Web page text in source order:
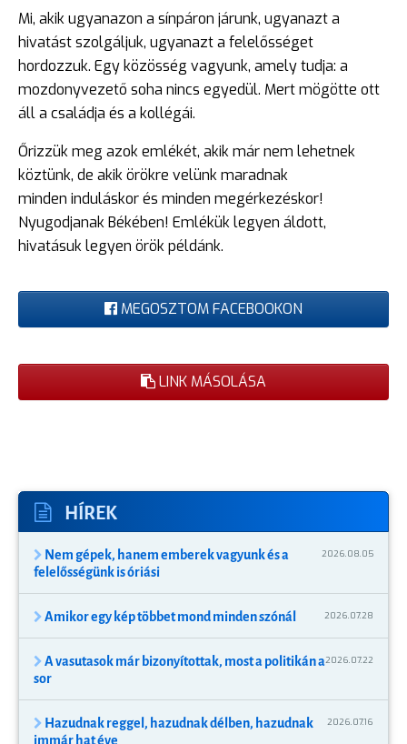
Mi, akik ugyanazon a sínpáron járunk, ugyanazt a
hivatást szolgáljuk, ugyanazt a felelősséget
hordozzuk. Egy közösség vagyunk, amely tudja: a
mozdonyvezető soha nincs egyedül. Mert mögötte ott
áll a családja és a kollégái.
Őrizzük meg azok emlékét, akik már nem lehetnek
köztünk, de akik örökre velünk maradnak
minden induláskor és minden megérkezéskor!
Nyugodjanak Békében! Emlékük legyen áldott,
hivatásuk legyen örök példánk.
MEGOSZTOM FACEBOOKON
LINK MÁSOLÁSA
HÍREK
Nem gépek, hanem emberek vagyunk és a
felelősségünk is óriási
2026.08.05
Amikor egy kép többet mond minden szónál 2026.07.28
A vasutasok már bizonyítottak, most a politikán a
sor
2026.07.22
Hazudnak reggel, hazudnak délben, hazudnak
immár hat éve
2026.07.16